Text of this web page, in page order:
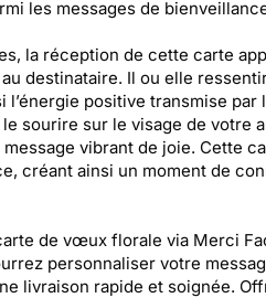
les messages de
la réception de cette carte
destinataire. Il ou elle
positive transmise par
sourire sur le visage de votre
vibrant de joie. Cette
créant ainsi un moment de
de vœux florale via Merci
personnaliser votre
livraison rapide et soignée.